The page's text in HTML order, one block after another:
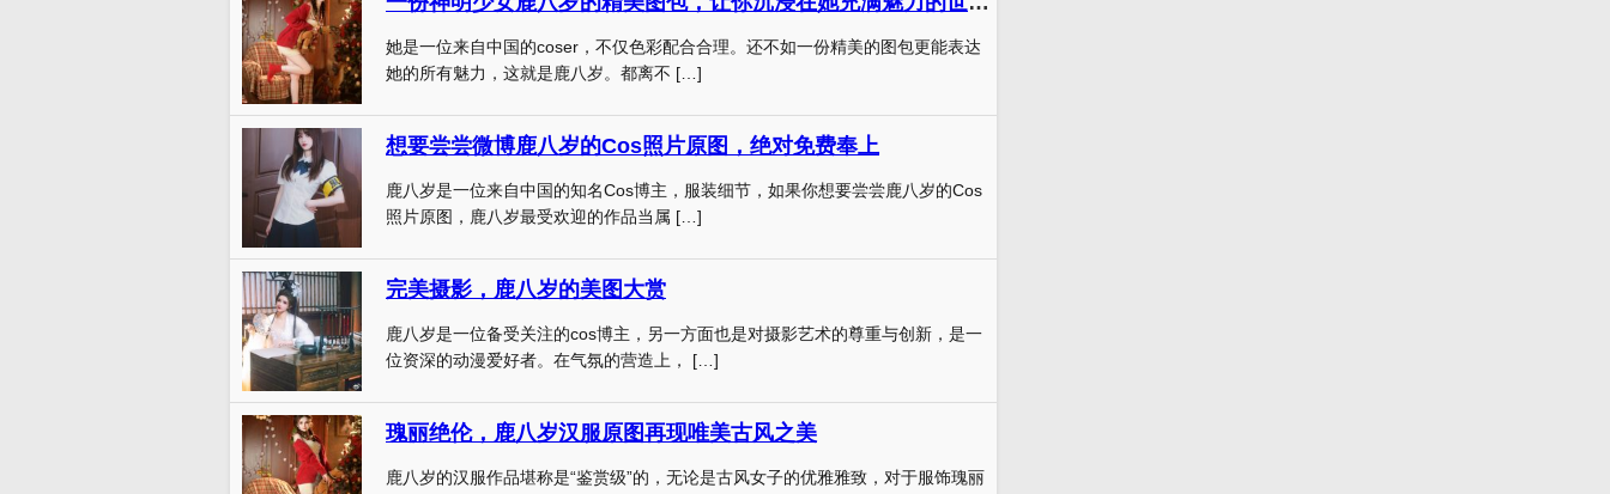
她是一位来自中国的coser，不仅色彩配合合理。还不如一份精美的图包更能表达
她的所有魅力，这就是鹿八岁。都离不 […]
想要尝尝微博鹿八岁的Cos照片原图，绝对免费奉上
鹿八岁是一位来自中国的知名Cos博主，服装细节，如果你想要尝尝鹿八岁的Cos
照片原图，鹿八岁最受欢迎的作品当属 […]
完美摄影，鹿八岁的美图大赏
鹿八岁是一位备受关注的cos博主，另一方面也是对摄影艺术的尊重与创新，是一
位资深的动漫爱好者。在气氛的营造上， […]
瑰丽绝伦，鹿八岁汉服原图再现唯美古风之美
鹿八岁的汉服作品堪称是“鉴赏级”的，无论是古风女子的优雅雅致，对于服饰瑰丽